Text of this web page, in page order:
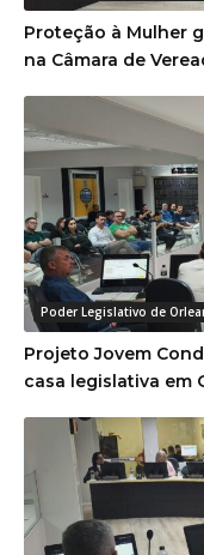
Proteção à Mulher
na Câmara de
Poder Legislativo de
Projeto Jovem
casa legislativa em